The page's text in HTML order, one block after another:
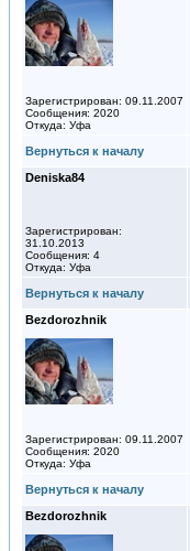
Зарегистрирован: 09.11.2007
Сообщения: 2020
Откуда: Уфа
Вернуться к началу
Deniska84
Зарегистрирован:
31.10.2013
Сообщения: 4
Откуда: Уфа
Вернуться к началу
Bezdorozhnik
Зарегистрирован: 09.11.2007
Сообщения: 2020
Откуда: Уфа
Вернуться к началу
Bezdorozhnik